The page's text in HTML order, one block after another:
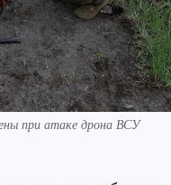
при атаке дрона ВСУ